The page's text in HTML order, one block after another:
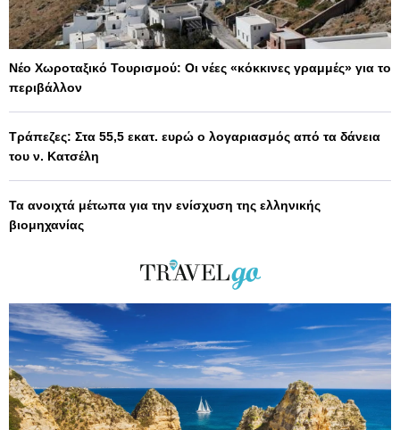
Νέο Χωροταξικό Τουρισμού: Οι νέες «κόκκινες γραμμές» για το
περιβάλλον
Τράπεζες: Στα 55,5 εκατ. ευρώ ο λογαριασμός από τα δάνεια
του ν. Κατσέλη
Τα ανοιχτά μέτωπα για την ενίσχυση της ελληνικής
βιομηχανίας